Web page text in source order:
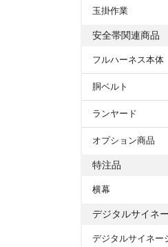
玉掛作業
安全帯関連商品
フルハーネス本体
胴ベルト
ランヤード
オプション商品
特注品
横幕
デジタルサイネ
デジタルサイネ